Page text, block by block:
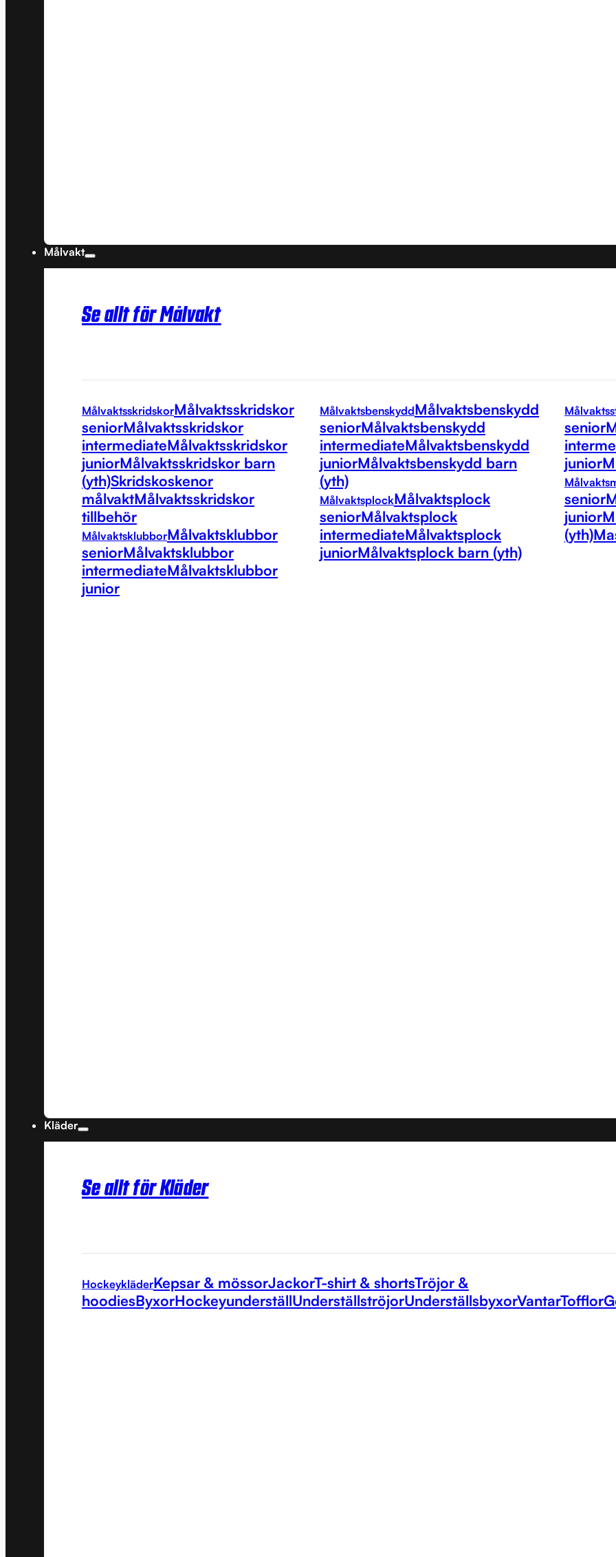
Målvakt
Se allt för Målvakt
MålvaktsskridskorMålvaktsskridskor
seniorMålvaktsskridskor
intermediateMålvaktsskridskor
juniorMålvaktsskridskor barn
(yth)Skridskoskenor
målvaktMålvaktsskridskor
tillbehör
MålvaktsklubborMålvaktsklubbor
seniorMålvaktsklubbor
intermediateMålvaktsklubbor
junior
MålvaktsbenskyddMålvaktsbenskydd
seniorMålvaktsbenskydd
intermediateMålvaktsbenskydd
juniorMålvaktsbenskydd barn
(yth)
MålvaktsplockMålvaktsplock
seniorMålvaktsplock
intermediateMålvaktsplock
juniorMålvaktsplock barn (yth)
senior
junior
senior
junior
(yth)
Kläder
Se allt för Kläder
HockeykläderKepsar & mössorJackorT-shirt & shortsTröjor &
hoodiesByxorHockeyunderställUnderställströjorUnderställsbyxorVantarTofflor